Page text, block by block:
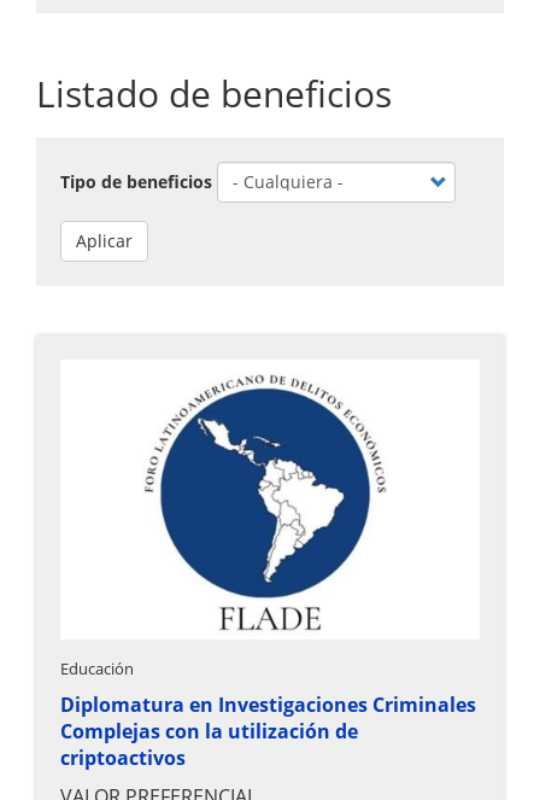
Listado de beneficios
Tipo de beneficios
Aplicar
Educación
Diplomatura en Investigaciones Criminales
Complejas con la utilización de
criptoactivos